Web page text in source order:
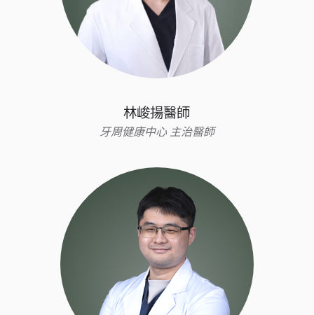
林峻揚醫師
牙周健康中心 主治醫師